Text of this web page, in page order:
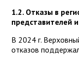
1.2. Отказы в
представителей
В 2024 г.
отказов